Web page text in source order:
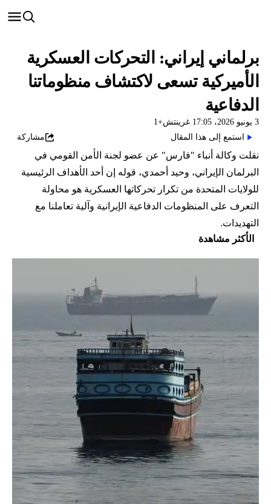
برلماني إيراني: التحركات العسكرية
الأميركية تسعى لاكتشاف منظوماتنا
الدفاعية
3 يونيو 2026، 17:05 غرينتش+1
استمع إلى هذا المقال
مشاركة
نقلت وكالة أنباء "فارس" عن عضو لجنة الأمن القومي في
البرلمان الإيراني، وحيد أحمدي، قوله إن أحد الأهداف الرئيسية
للولايات المتحدة من تكرار تحركاتها العسكرية هو محاولة
التعرف على المنظومات الدفاعية الإيرانية وآلية تعاملنا مع
التهديدات.
الأكثر مشاهدة